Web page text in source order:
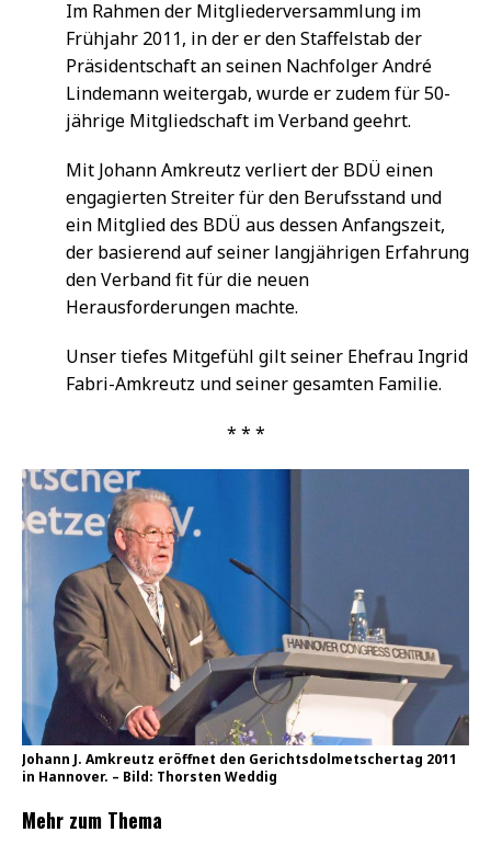
Im Rahmen der Mitgliederversammlung im
Frühjahr 2011, in der er den Staffelstab der
Präsidentschaft an seinen Nachfolger André
Lindemann weitergab, wurde er zudem für 50-
jährige Mitgliedschaft im Verband geehrt.
Mit Johann Amkreutz verliert der BDÜ einen
engagierten Streiter für den Berufsstand und
ein Mitglied des BDÜ aus dessen Anfangszeit,
der basierend auf seiner langjährigen Erfahrung
den Verband fit für die neuen
Herausforderungen machte.
Unser tiefes Mitgefühl gilt seiner Ehefrau Ingrid
Fabri-Amkreutz und seiner gesamten Familie.
* * *
Johann J. Amkreutz eröffnet den Gerichtsdolmetschertag 2011
in Hannover. – Bild: Thorsten Weddig
Mehr zum Thema